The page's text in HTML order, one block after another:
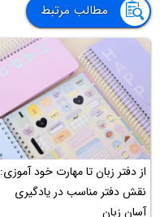
مطالب مرتبط
از دفتر زبان تا مهارت خود آموزی:
نقش دفتر مناسب در یادگیری
آسان زبان